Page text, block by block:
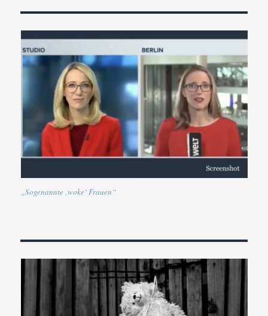
„Sogenannte ‚woke‘ Frauen“